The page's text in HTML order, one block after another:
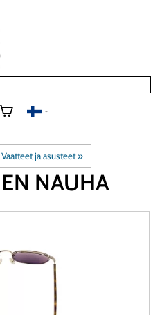
Vaatteet ja asusteet ‪»
NAUHA